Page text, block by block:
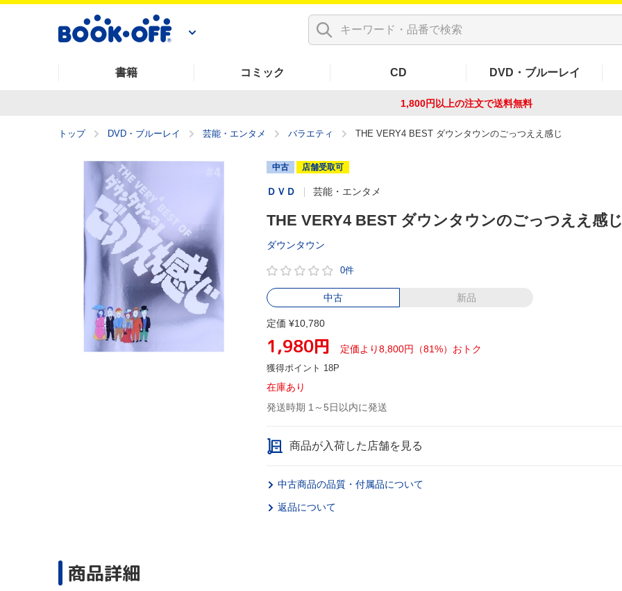
書籍 コミック CD DVD・ブルーレイ
1,800円以上の注文で送料無料
トップ DVD・ブルーレイ 芸能・エンタメ バラエティ THE VERY4 BEST ダウンタウンのごっつええ感じ
中古 店舗受取可
ＤＶＤ 芸能・エンタメ
THE VERY4 BEST ダウンタウンのごっつええ感
ダウンタウン
0件
中古 新品
定価 ¥10,780
1,980円 定価より8,800円（81%）おトク
獲得ポイント 18P
在庫あり
発送時期 1～5日以内に発送
商品が入荷した店舗を見る
中古商品の品質・付属品について
返品について
商品詳細